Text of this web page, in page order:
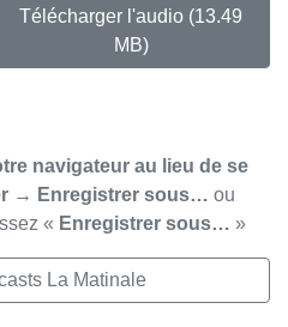
Télécharger l'audio (13.49
MB)
navigateur au lieu de se
→ Enregistrer sous… ou
« Enregistrer sous… »
La Matinale